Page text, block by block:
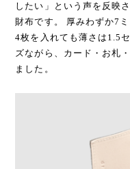
したい」という声を反映
財布です。 厚みわずか7
4枚を入れても薄さは1.5
ズながら、カード・お札
ました。